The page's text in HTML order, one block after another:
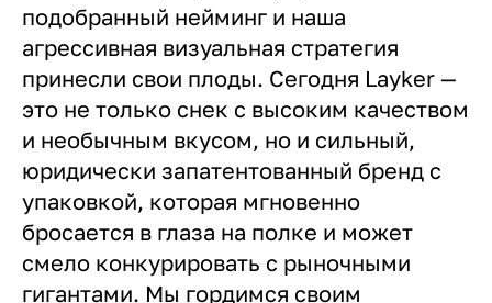
подобранный нейминг и наша
агрессивная визуальная стратегия
принесли свои плоды. Сегодня Layker —
это не только снек с высоким качеством
и необычным вкусом, но и сильный,
юридически запатентованный бренд с
упаковкой, которая мгновенно
бросается в глаза на полке и может
смело конкурировать с рыночными
гигантами. Мы гордимся своим